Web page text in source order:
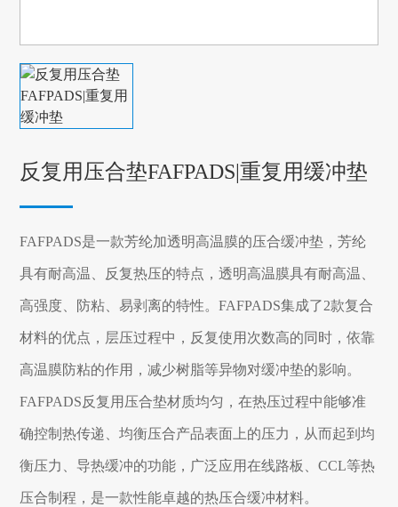
反复用压合垫FAFPADS|重复用缓冲垫
FAFPADS是一款芳纶加透明高温膜的压合缓冲垫，芳纶
具有耐高温、反复热压的特点，透明高温膜具有耐高温、
高强度、防粘、易剥离的特性。FAFPADS集成了2款复合
材料的优点，层压过程中，反复使用次数高的同时，依靠
高温膜防粘的作用，减少树脂等异物对缓冲垫的影响。
FAFPADS反复用压合垫材质均匀，在热压过程中能够准
确控制热传递、均衡压合产品表面上的压力，从而起到均
衡压力、导热缓冲的功能，广泛应用在线路板、CCL等热
压合制程，是一款性能卓越的热压合缓冲材料。